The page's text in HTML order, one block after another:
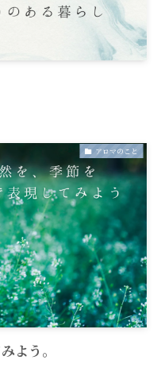
アロマのこと
よう。